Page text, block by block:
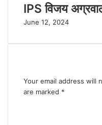
IPS विजय
June 12, 2024
Your email address will
are marked *